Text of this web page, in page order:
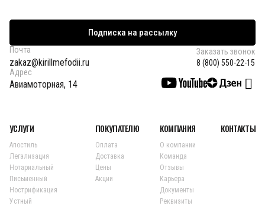
Подписка на рассылку
Почта
zakaz@kirillmefodii.ru
Заказать звонок
8 (800) 550-22-15
Адрес
Авиамоторная, 14
УСЛУГИ
Апостиль
Легализация
Нотариальный
Письменный
Нострификация
Устный
ПОКУПАТЕЛЮ
Оплата
Доставка
Цены
Акции
КОМПАНИЯ
О компании
Команда
Отзывы
Карьера
Документы
Реквизиты
КОНТАКТЫ